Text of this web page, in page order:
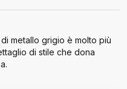
metallo grigio è molto più
di stile che dona